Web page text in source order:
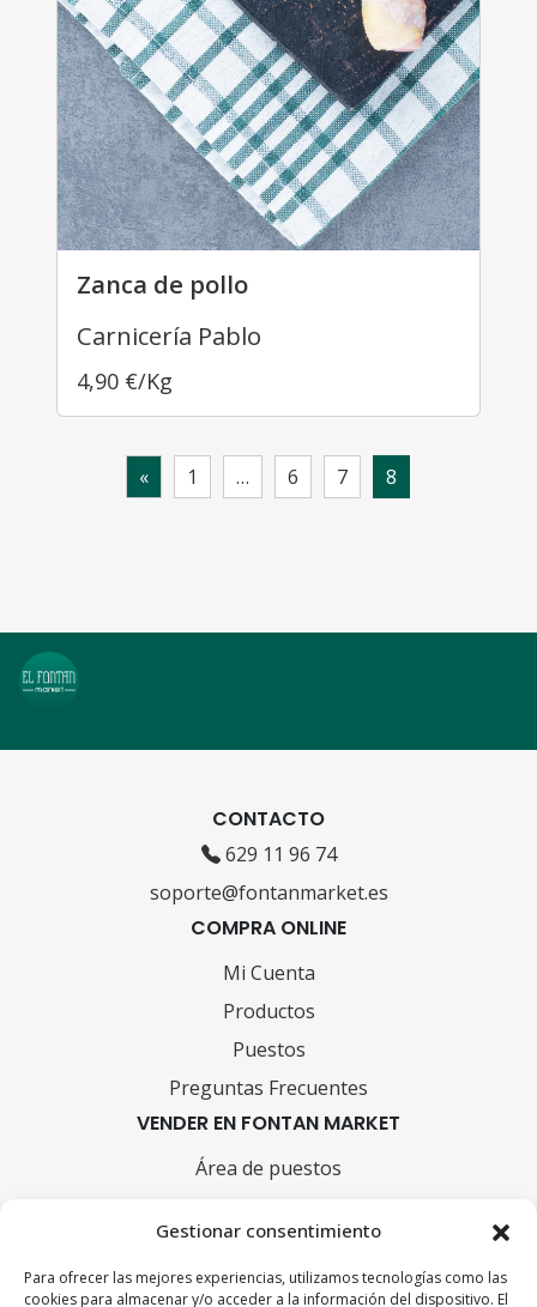
Gestionar consentimiento
Para ofrecer las mejores experiencias, utilizamos tecnologías como las
cookies para almacenar y/o acceder a la información del dispositivo. El
Zanca de pollo
Carnicería Pablo
4,90 €/Kg
« 1 … 6 7 8
CONTACTO
629 11 96 74
soporte@fontanmarket.es
COMPRA ONLINE
Mi Cuenta
Productos
Puestos
Preguntas Frecuentes
VENDER EN FONTAN MARKET
Área de puestos
INFORMACIÓN
Condiciones de compra y devoluciones